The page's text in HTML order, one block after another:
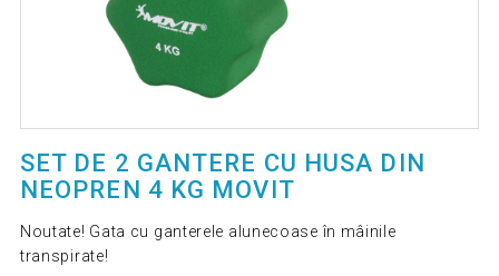
SET DE 2 GANTERE CU HUSA DIN
NEOPREN 4 KG MOVIT
Noutate! Gata cu ganterele alunecoase în mâinile
transpirate!